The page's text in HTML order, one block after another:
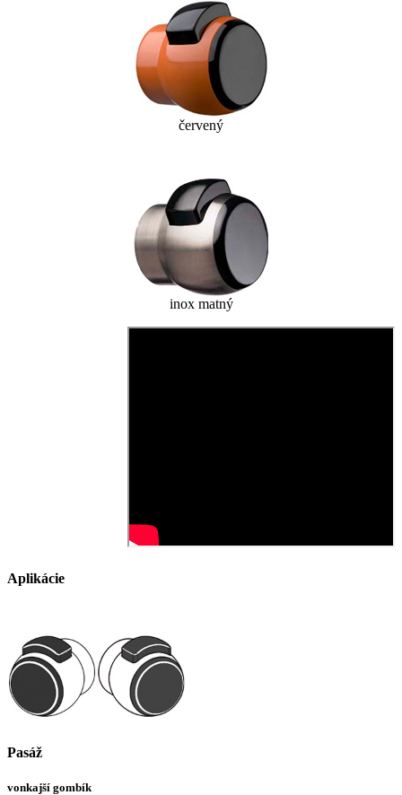
červený
inox matný
Aplikácie
Pasáž
vonkajší gombík